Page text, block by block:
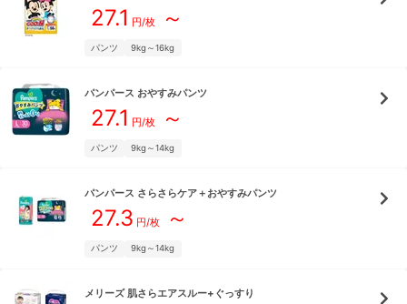
27.1 円/枚～
パンツ 9kg～16kg
パンパース おやすみパンツ
27.1 円/枚～
パンツ 9kg～14kg
パンパース さらさらケア＋おやすみパンツ
27.3 円/枚～
パンツ 9kg～14kg
メリーズ 肌さらエアスルー+ぐっすり